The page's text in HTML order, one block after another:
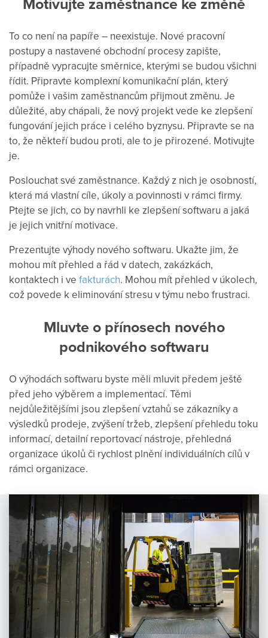
To co není na papíře – neexistuje. Nové pracovní
postupy a nastavené obchodní procesy zapište,
případně vypracujte směrnice, kterými se budou všichni
řídit. Připravte komplexní komunikační plán, který
pomůže i vašim zaměstnancům přijmout změnu. Je
důležité, aby chápali, že nový projekt vede ke zlepšení
fungování jejich práce i celého byznysu. Připravte se na
to, že někteří budou proti, ale to je přirozené. Motivujte
je.
Poslouchat své zaměstnance. Každý z nich je osobností,
která má vlastní cíle, úkoly a povinnosti v rámci firmy.
Ptejte se jich, co by navrhli ke zlepšení softwaru a jaká
je jejich vnitřní motivace.
Prezentujte výhody nového softwaru. Ukažte jim, že
mohou mít přehled a řád v datech, zakázkách,
kontaktech i ve fakturách. Mohou mít přehled v úkolech,
což povede k eliminování stresu v týmu nebo frustraci.
Mluvte o přínosech nového
podnikovéhosoftwaru
O výhodách softwaru byste měli mluvit předem ještě
před jeho výběrem a implementací. Těmi
nejdůležitějšími jsou zlepšení vztahů se zákazníky a
výsledků prodeje, zvýšení tržeb, zlepšení přehledu toku
informací, detailní reportovací nástroje, přehledná
organizace úkolů či rychlost plnění individuálních cílů v
rámci organizace.